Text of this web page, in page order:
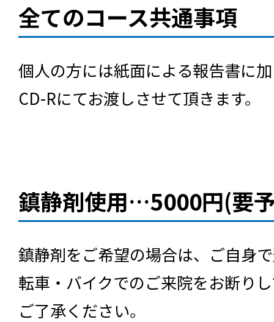
全てのコース共通事項
個人の方には紙面による報告書に
CD-Rにてお渡しさせて頂きます。
鎮静剤使用…5000円(要
鎮静剤をご希望の場合は、ご自身
転車・バイクでのご来院をお断り
ご了承ください。